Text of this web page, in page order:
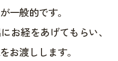
一般的です。
お経をあげてもらい、
お渡しします。